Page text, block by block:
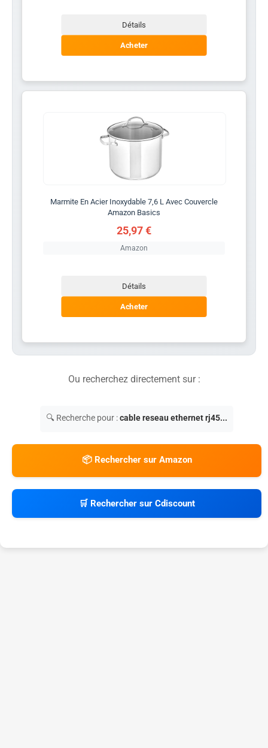
Détails
Acheter
Marmite En Acier Inoxydable 7,6 L Avec Couvercle
Amazon Basics
25,97 €
Amazon
Détails
Acheter
Ou recherchez directement sur :
🔍 Recherche pour :cable reseau ethernet rj45...
📦 Rechercher sur Amazon
🛒 Rechercher sur Cdiscount